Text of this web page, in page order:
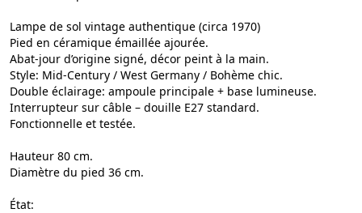
Lampe de sol vintage authentique (circa 1970)
Pied en céramique émaillée ajourée.
Abat-jour d’origine signé, décor peint à la main.
Style: Mid-Century / West Germany / Bohème chic.
Double éclairage: ampoule principale + base lumineuse.
Interrupteur sur câble – douille E27 standard.
Fonctionnelle et testée.
Hauteur 80 cm.
Diamètre du pied 36 cm.
État: